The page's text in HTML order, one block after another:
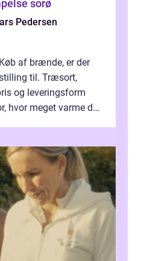
sorø
Pedersen
af brænde, er der
til. Træsort,
og leveringsform
hvor meget varme du